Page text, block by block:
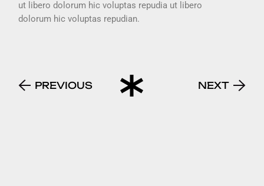
ut libero dolorum hic voluptas repudia ut libero
dolorum hic voluptas repudian.
PREVIOUS NEXT